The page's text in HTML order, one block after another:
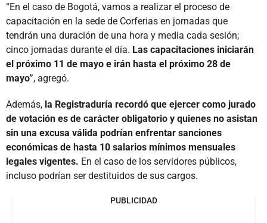
“En el caso de Bogotá, vamos a realizar el proceso de
capacitación en la sede de Corferias en jornadas que
tendrán una duración de una hora y media cada sesión;
cinco jornadas durante el día. Las capacitaciones iniciarán
el próximo 11 de mayo e irán hasta el próximo 28 de
mayo”, agregó.
Además, la Registraduría recordó que ejercer como jurado
de votación es de carácter obligatorio y quienes no asistan
sin una excusa válida podrían enfrentar sanciones
económicas de hasta 10 salarios mínimos mensuales
legales vigentes. En el caso de los servidores públicos,
incluso podrían ser destituidos de sus cargos.
PUBLICIDAD